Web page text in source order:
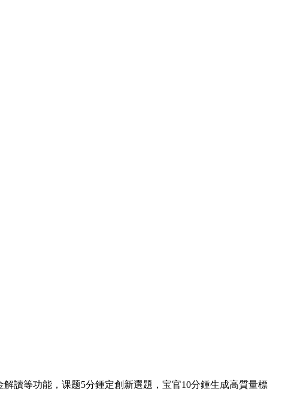
讀等功能，课题5分鍾定創新選題，宝官10分鍾生成高質量標